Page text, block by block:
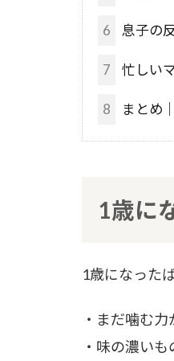
6 息子の
7 忙しい
8 まとめ
1歳に
1歳になった
・まだ噛む力
・味の濃い